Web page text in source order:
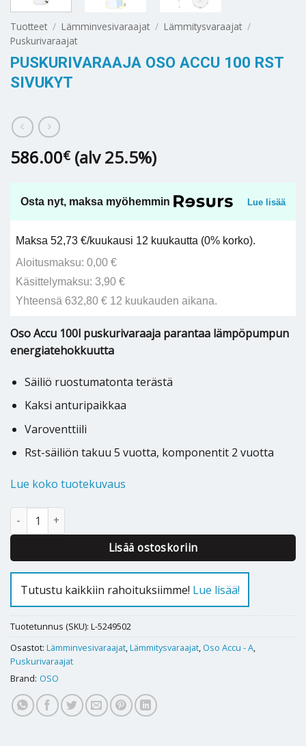
Tuotteet / Lämminvesivaraajat / Lämmitysvaraajat /
Puskurivaraajat
PUSKURIVARAAJA OSO ACCU 100 RST
SIVUKYT
586.00€ (alv 25.5%)
Osta nyt, maksa myöhemmin Lue lisää
Maksa 52,73 €/kuukausi 12 kuukautta (0% korko).
Aloitusmaksu: 0,00 €
Käsittelymaksu: 3,90 €
Yhteensä 632,80 € 12 kuukauden aikana.
Oso Accu 100l puskurivaraaja parantaa lämpöpumpun
energiatehokkuutta
Säiliö ruostumatonta terästä
Kaksi anturipaikkaa
Varoventtiili
Rst-säiliön takuu 5 vuotta, komponentit 2 vuotta
Lue koko tuotekuvaus
Puskurivaraaja Oso Accu 100 RST sivukyt määrä
Lisää ostoskoriin
Tutustu kaikkiin rahoituksiimme! Lue lisää!
Tuotetunnus (SKU): L-5249502
Osastot: Lämminvesivaraajat,Lämmitysvaraajat, Oso Accu - A,
Puskurivaraajat
Brand: OSO